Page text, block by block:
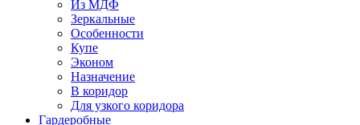
Из МДФ
Зеркальные
Особенности
Купе
Эконом
Назначение
В коридор
Для узкого коридора
Гардеробные